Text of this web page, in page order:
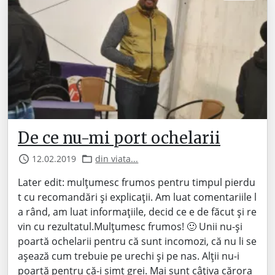
De ce nu-mi port ochelarii
12.02.2019 din viata...
Later edit: mulțumesc frumos pentru timpul pierdu
t cu recomandări și explicații. Am luat comentariile l
a rând, am luat informațiile, decid ce e de făcut și re
vin cu rezultatul.Mulțumesc frumos! 🙂 Unii nu-și
poartă ochelarii pentru că sunt incomozi, că nu li se
așează cum trebuie pe urechi și pe nas. Alții nu-i
poartă pentru că-i simt grei. Mai sunt câțiva cărora